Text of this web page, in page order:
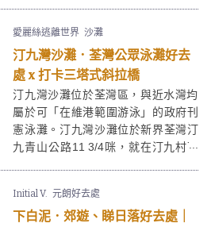
是一個動靜皆宜、內外兼備的郊遊好
去處。
愛麗絲逃離世界 沙灘
汀九灣沙灘．荃灣公眾泳灘好去
處 x 打卡三塔式斜拉橋
汀九灣沙灘位於荃灣區，與近水灣均
屬於可「在維港範圍游泳」的政府刊
憲泳灘。汀九灣沙灘位於新界荃灣汀
九青山公路11 3/4咪，就在汀九村下
因附近和青馬大橋的建造工程而被關
閉，但2014年已經重開，除了繼續吸
Initial V. 元朗好去處
下白泥．郊遊、睇日落好去處｜